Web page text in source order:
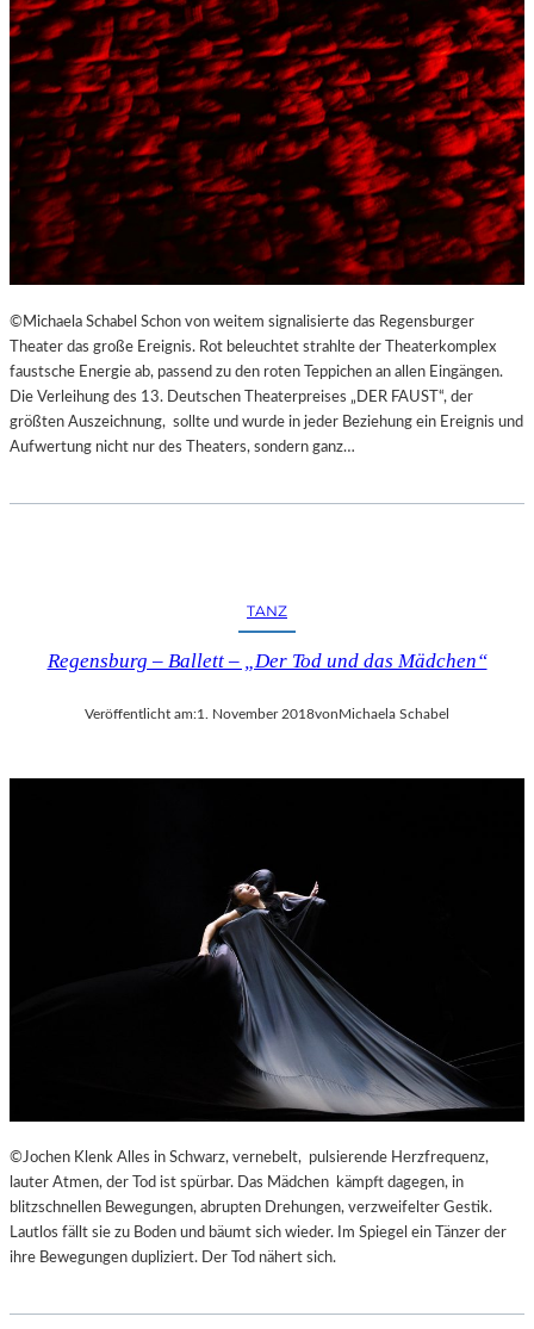
©Michaela Schabel Schon von weitem signalisierte das Regensburger
Theater das große Ereignis. Rot beleuchtet strahlte der Theaterkomplex
faustsche Energie ab, passend zu den roten Teppichen an allen Eingängen.
Die Verleihung des 13. Deutschen Theaterpreises „DER FAUST“, der
größten Auszeichnung, sollte und wurde in jeder Beziehung ein Ereignis und
Aufwertung nicht nur des Theaters, sondern ganz…
TANZ
Regensburg – Ballett – „Der Tod und das Mädchen“
Veröffentlicht am:1. November 2018vonMichaela Schabel
©Jochen Klenk Alles in Schwarz, vernebelt, pulsierende Herzfrequenz,
lauter Atmen, der Tod ist spürbar. Das Mädchen kämpft dagegen, in
blitzschnellen Bewegungen, abrupten Drehungen, verzweifelter Gestik.
Lautlos fällt sie zu Boden und bäumt sich wieder. Im Spiegel ein Tänzer der
ihre Bewegungen dupliziert. Der Tod nähert sich.